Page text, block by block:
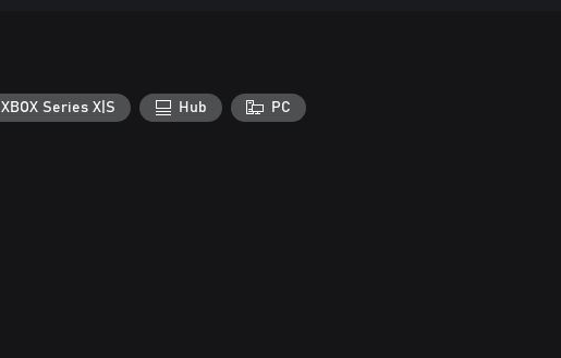
XBOX Series X|S Hub PC